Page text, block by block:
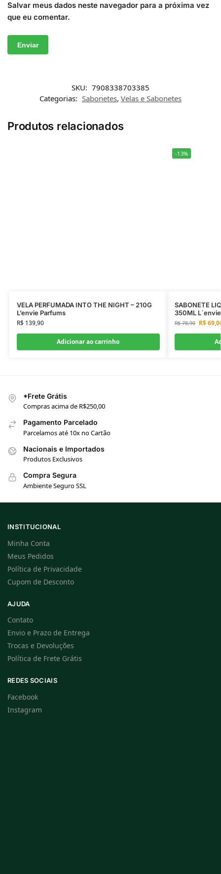
Salvar meus dados neste navegador para a próxima vez
que eu comentar.
SKU: 7908338703385
Categorias: Sabonetes, Velas e Sabonetes
Produtos relacionados
VELA PERFUMADA INTO THE NIGHT – 210G
L’envie Parfums
R$139,90
Adicionar ao carrinho
-13%
SABONETE
350ML
R$78,90 R$
*Frete Grátis
Compras acima de R$250,00
Pagamento Parcelado
Parcelamos até 10x no Cartão
Nacionais e Importados
Produtos Exclusivos
Compra Segura
Ambiente Seguro SSL
INSTITUCIONAL
Minha Conta
Meus Pedidos
Política de Privacidade
Cupom de Desconto
AJUDA
Contato
Envio e Prazo de Entrega
Trocas e Devoluções
Política de Frete Grátis
REDES SOCIAIS
Facebook
Instagram